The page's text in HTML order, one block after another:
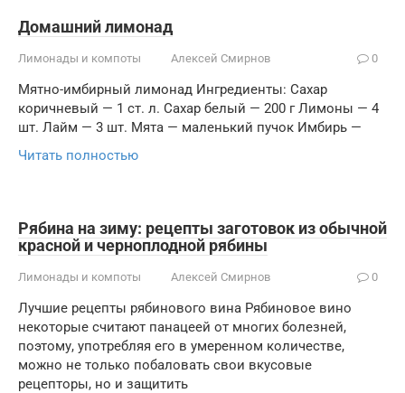
Домашний лимонад
Лимонады и компоты Алексей Смирнов 0
Мятно-имбирный лимонад Ингредиенты: Сахар
коричневый — 1 ст. л. Сахар белый — 200 г Лимоны — 4
шт. Лайм — 3 шт. Мята — маленький пучок Имбирь —
Читать полностью
Рябина на зиму: рецепты заготовок из обычной
красной и черноплодной рябины
Лимонады и компоты Алексей Смирнов 0
Лучшие рецепты рябинового вина Рябиновое вино
некоторые считают панацеей от многих болезней,
поэтому, употребляя его в умеренном количестве,
можно не только побаловать свои вкусовые
рецепторы, но и защитить